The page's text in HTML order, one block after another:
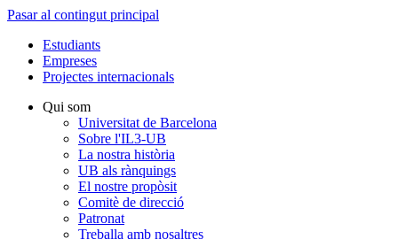
Pasar al contingut principal
Estudiants
Empreses
Projectes internacionals
Qui som
Universitat de Barcelona
Sobre l'IL3-UB
La nostra història
UB als rànquings
El nostre propòsit
Comitè de direcció
Patronat
Treballa amb nosaltres